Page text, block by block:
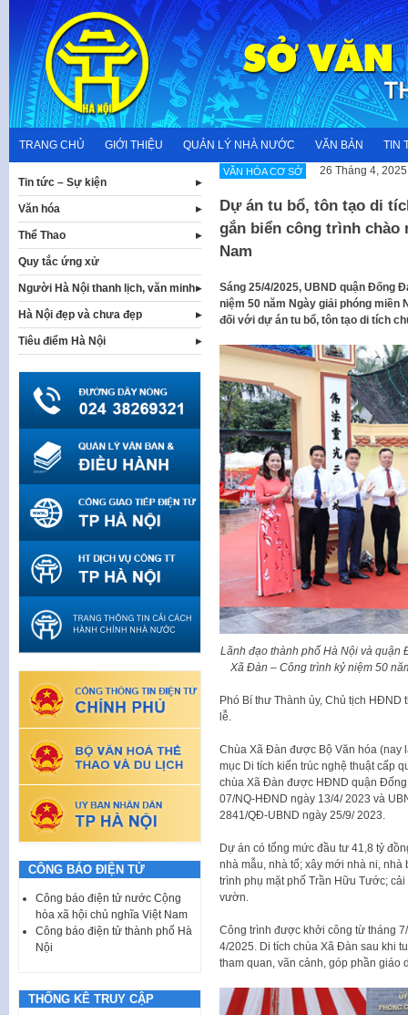
content
TRANG CHỦ GIỚI THIỆU QUẢN LÝ NHÀ NƯỚC VĂN BẢN TIN
VĂN HÓA CƠ SỞ 26 Tháng 4, 2025
Dự án tu bổ, tôn tạo di
gắn biển công trình chào
Nam
Sáng 25/4/2025, UBND quận Đống
niệm 50 năm Ngày giải phóng miền
đối với dự án tu bổ, tôn tạo di tích
Lãnh đạo thành phố Hà Nội và quận
Xã Đàn – Công trình kỷ niệm 50
Phó Bí thư Thành ủy, Chủ tịch
lễ.
Chùa Xã Đàn được Bộ Văn hóa (nay
mục Di tích kiến trúc nghệ thuật cấp
chùa Xã Đàn được HĐND quận
07/NQ-HĐND ngày 13/4/ 2023 và
2841/QĐ-UBND ngày 25/9/ 2023.
Dự án có tổng mức đầu tư 41,8 tỷ
nhà mẫu, nhà tổ; xây mới nhà ni,
trình phụ mặt phố Trần Hữu Tước;
vườn.
Công trình được khởi công từ tháng
4/2025. Di tích chùa Xã Đàn sau khi
tham quan, vãn cảnh, góp phần giáo
Tin tức – Sự kiện
Văn hóa
Thể Thao
Quy tắc ứng xử
Người Hà Nội thanh lịch, văn minh
Hà Nội đẹp và chưa đẹp
Tiêu điểm Hà Nội
CÔNG BÁO ĐIỆN TỬ
Công báo điện tử nước Cộng
hòa xã hội chủ nghĩa Việt Nam
Công báo điện tử thành phố Hà
Nội
THỐNG KÊ TRUY CẬP